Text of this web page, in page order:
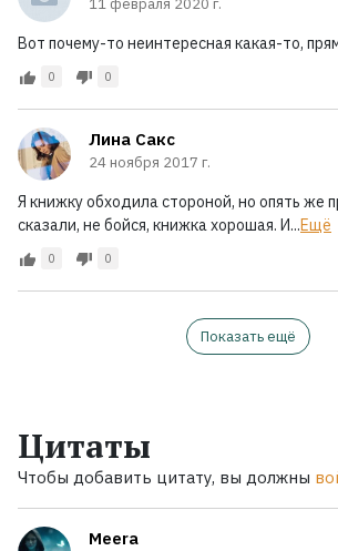
Вот почему-то неинтересная какая-то,
0 0
Лина Сакс
24 ноября 2017 г.
Я книжку обходила стороной, но опять же
сказали, не бойся, книжка хорошая. И...Ещё
0 0
Показать ещё
Цитаты
Чтобы добавить цитату, вы должны
Meera